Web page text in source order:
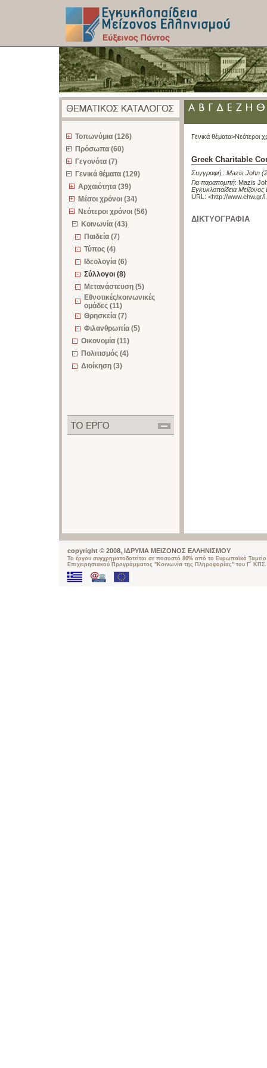
Τοπωνύμια (126)
Πρόσωπα (60)
Γεγονότα (7)
Γενικά θέματα (129)
Αρχαιότητα (39)
Μέσοι χρόνοι (34)
Νεότεροι χρόνοι (56)
Κοινωνία (43)
Παιδεία (7)
Τύπος (4)
Ιδεολογία (6)
Σύλλογοι (8)
Μετανάστευση (5)
Εθνοτικές/κοινωνικές
ομάδες (11)
Θρησκεία (7)
Φιλανθρωπία (5)
Οικονομία (11)
Πολιτισμός (4)
Διοίκηση (3)
Γενικά θέματα>Νεότεροι
Greek Charitable
Συγγραφή : Mazis John
Για παραπομπή: Mazis
Εγκυκλοπαίδεια
URL: <http://www.ehw.gr/
ΔΙΚΤΥΟΓΡΑΦΙΑ
copyright © 2008, ΙΔΡΥΜΑ ΜΕΙΖΟΝΟΣ ΕΛΛΗΝΙΣΜΟΥ
Το έργου συγχρηματοδοτείται σε ποσοστό 80% από το Ευρωπαϊκό
Επιχειρησιακού Προγράμματος "Κοινωνία της Πληροφορίας" του Γ΄ ΚΠΣ.